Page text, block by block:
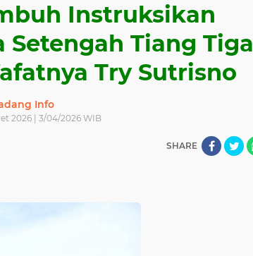
Instruksikan
Tiang Tiga
Try Sutrisno
Info
2026 | 3/04/2026 WIB
SHARE